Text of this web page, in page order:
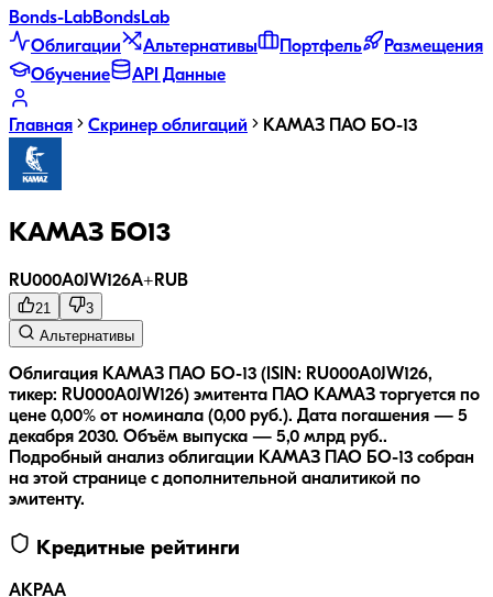
Bonds-LabBondsLab
Облигации
Альтернативы Портфель
Размещения
Обучение
API Данные
Главная Скринер облигаций КАМАЗ ПАО БО-13
КАМАЗ БО13
RU000A0JW126A+ RUB
21
3
Альтернативы
Облигация КАМАЗ ПАО БО-13 (ISIN: RU000A0JW126,
тикер: RU000A0JW126) эмитента ПАО КАМАЗ торгуется по
цене 0,00% от номинала (0,00 руб.). Дата погашения — 5
декабря 2030. Объём выпуска — 5,0 млрд руб..
Подробный анализ облигации КАМАЗ ПАО БО-13 собран
на этой странице с дополнительной аналитикой по
эмитенту.
Кредитные рейтинги
АКРАA